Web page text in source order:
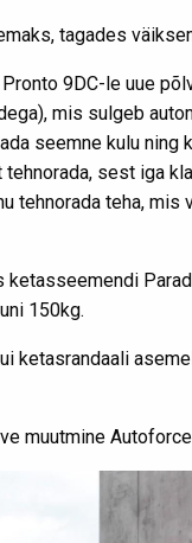
tagades
9DC-le uue
mis sulgeb
seemne kulu ning
sest iga
tehnorada teha, mis
ketasseemendi
150kg.
ketasrandaali
muutmine